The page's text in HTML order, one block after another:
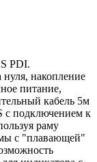
PDI.
накопление
питание,
кабель 5м
с подключением к
раму
с "плавающей"